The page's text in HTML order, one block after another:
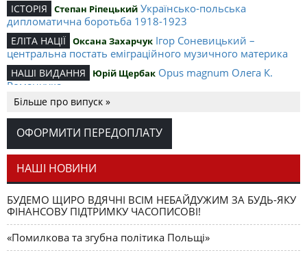
ІСТОРІЯ Степан Ріпецький Українсько-польська
дипломатична боротьба 1918-1923
ЕЛІТА НАЦІЇ Оксана Захарчук Ігор Соневицький –
центральна постать еміграційного музичного материка
НАШІ ВИДАННЯ Юрій Щербак Opus magnum Олега К.
Романчука
РЕЦЕНЗІЇ Петро Іванишин
Романчука
СЛОВО РЕДАКЦІЙНЕ Олег К. Романчук
як уособлення української політстратегії й тактики
Більше про випуск »
ОФОРМИТИ ПЕРЕДОПЛАТУ
НАШІ НОВИНИ
БУДЕМО ЩИРО ВДЯЧНІ ВСІМ НЕБАЙДУЖИМ ЗА БУДЬ-ЯКУ
ФІНАНСОВУ ПІДТРИМКУ ЧАСОПИСОВІ!
«Помилкова та згубна політика Польщі»